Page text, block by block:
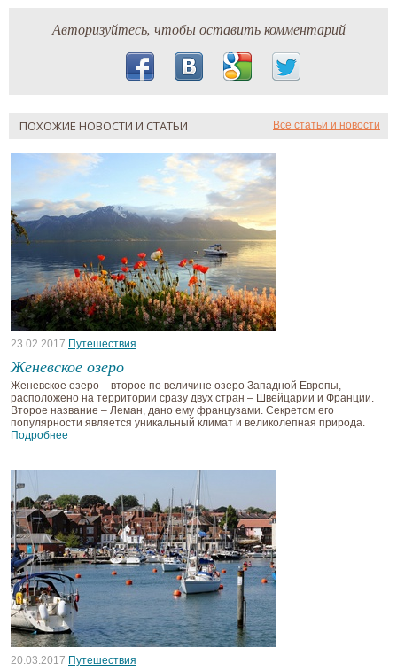
Авторизуйтесь, чтобы оставить комментарий
ПОХОЖИЕ НОВОСТИ И СТАТЬИ Все статьи и новости
23.02.2017 Путешествия
Женевское озеро
Женевское озеро – второе по величине озеро Западной Европы,
расположено на территории сразу двух стран – Швейцарии и Франции.
Второе название – Леман, дано ему французами. Секретом его
популярности является уникальный климат и великолепная природа.
Подробнее
20.03.2017 Путешествия